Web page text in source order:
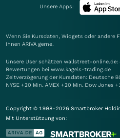
Unsere Apps:
Wenn Sie Kursdaten, Widgets oder
Ihnen ARIVA gerne.
Unsere User schätzen wallstreet-
Bewertungen bei www.kagels-trading.de
Zeitverzögerung der Kursdaten: Deutsche
NYSE +20 Min. AMEX +20 Min. Dow Jones
Copyright © 1998-2026 Smartbroker
Mit Unterstützung von: